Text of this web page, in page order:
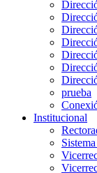
prueba
Institucional